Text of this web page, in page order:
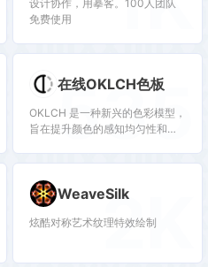
设计协作，用摹客。100人团队
免费使用
在线OKLCH色板
OKLCH 是一种新兴的色彩模型，
旨在提升颜色的感知均匀性和准
535
WeaveSilk
炫酷对称艺术纹理特效绘制
2K